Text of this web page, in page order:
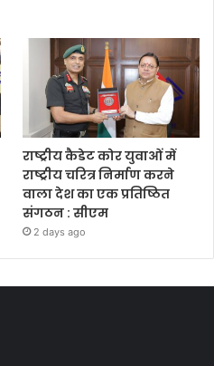
राष्ट्रीय कैडेट कोर युवाओं में
राष्ट्रीय चरित्र निर्माण करने
वाला देश का एक प्रतिष्ठित
संगठन : सीएम
2 days ago